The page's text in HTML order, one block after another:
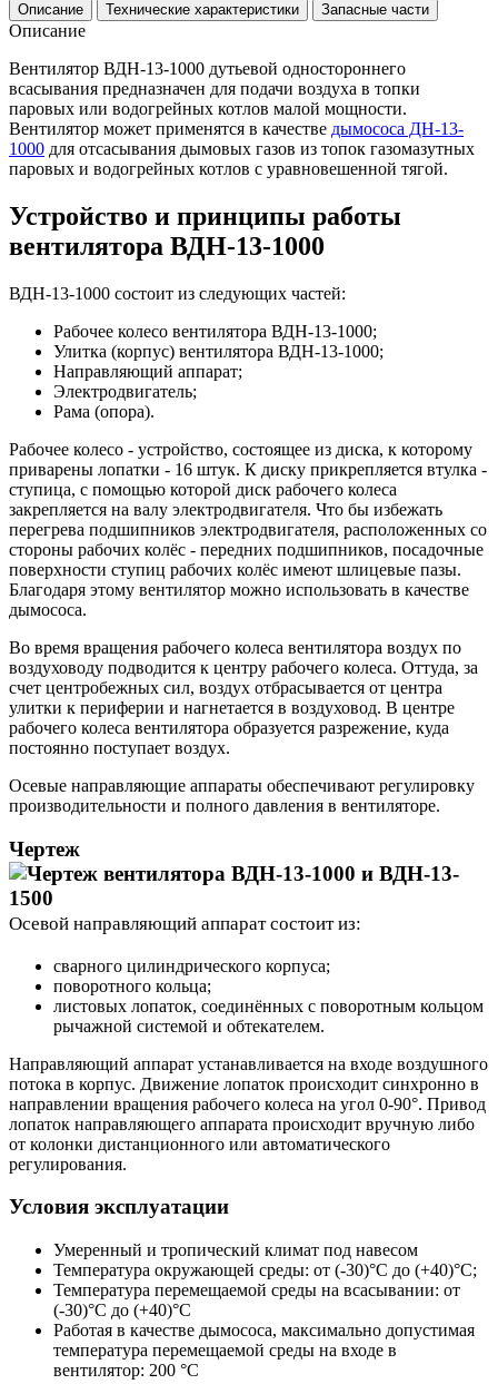
Описание Технические характеристики Запасные части
Описание
Вентилятор ВДН-13-1000 дутьевой одностороннего
всасывания предназначен для подачи воздуха в топки
паровых или водогрейных котлов малой мощности.
Вентилятор может применятся в качестве дымососа ДН-13-
1000 для отсасывания дымовых газов из топок газомазутных
паровых и водогрейных котлов с уравновешенной тягой.
Устройство и принципы работы
вентилятора ВДН-13-1000
ВДН-13-1000 состоит из следующих частей:
Рабочее колесо вентилятора ВДН-13-1000;
Улитка (корпус) вентилятора ВДН-13-1000;
Направляющий аппарат;
Электродвигатель;
Рама (опора).
Рабочее колесо - устройство, состоящее из диска, к которому
приварены лопатки - 16 штук. К диску прикрепляется втулка -
ступица, с помощью которой диск рабочего колеса
закрепляется на валу электродвигателя. Что бы избежать
перегрева подшипников электродвигателя, расположенных со
стороны рабочих колёс - передних подшипников, посадочные
поверхности ступиц рабочих колёс имеют шлицевые пазы.
Благодаря этому вентилятор можно использовать в качестве
дымососа.
Во время вращения рабочего колеса вентилятора воздух по
воздуховоду подводится к центру рабочего колеса. Оттуда, за
счет центробежных сил, воздух отбрасывается от центра
улитки к периферии и нагнетается в воздуховод. В центре
рабочего колеса вентилятора образуется разрежение, куда
постоянно поступает воздух.
Осевые направляющие аппараты обеспечивают регулировку
производительности и полного давления в вентиляторе.
Чертеж
Осевой направляющий аппарат состоит из:
сварного цилиндрического корпуса;
поворотного кольца;
листовых лопаток, соединённых с поворотным кольцом
рычажной системой и обтекателем.
Направляющий аппарат устанавливается на входе воздушного
потока в корпус. Движение лопаток происходит синхронно в
направлении вращения рабочего колеса на угол 0-90°. Привод
лопаток направляющего аппарата происходит вручную либо
от колонки дистанционного или автоматического
регулирования.
Условия эксплуатации
Умеренный и тропический климат под навесом
Температура окружающей среды: от (-30)°С до (+40)°С;
Температура перемещаемой среды на всасывании: от
(-30)°С до (+40)°С
Работая в качестве дымососа, максимально допустимая
температура перемещаемой среды на входе в
вентилятор: 200 °С